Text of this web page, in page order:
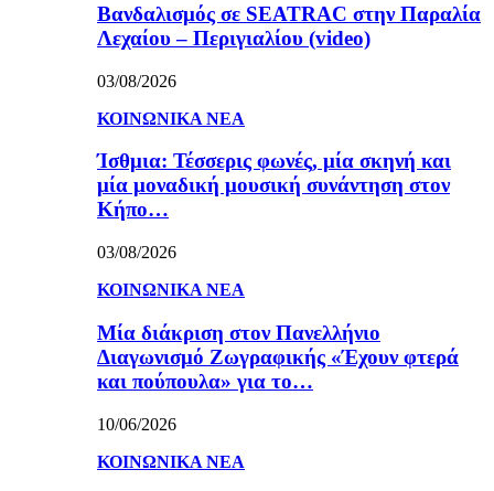
Βανδαλισμός σε SEATRAC στην Παραλία
Λεχαίου – Περιγιαλίου (video)
03/08/2026
ΚΟΙΝΩΝΙΚΑ ΝΕΑ
Ίσθμια: Τέσσερις φωνές, μία σκηνή και
μία μοναδική μουσική συνάντηση στον
Κήπο…
03/08/2026
ΚΟΙΝΩΝΙΚΑ ΝΕΑ
Μία διάκριση στον Πανελλήνιο
Διαγωνισμό Ζωγραφικής «Έχουν φτερά
και πούπουλα» για το…
10/06/2026
ΚΟΙΝΩΝΙΚΑ ΝΕΑ